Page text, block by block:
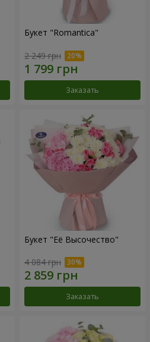
Букет "Romantica"
2 249 грн
Заказать
Букет "Её Высочество"
4 084 грн
Заказать